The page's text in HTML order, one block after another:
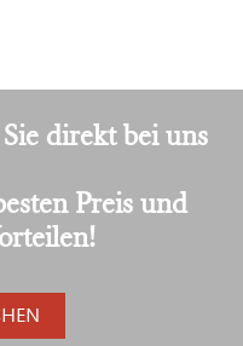
direkt bei uns
Preis und